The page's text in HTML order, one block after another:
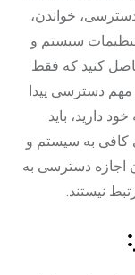
خواندن،
تنظیمات سیستم و
کنید که فقط
مهم دسترسی پیدا
دارید، باید
کافی به سیستم و
اجازه دسترسی به
نیستند.